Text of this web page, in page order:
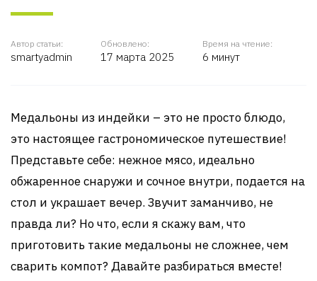
Автор статьи:
smartyadmin
Обновлено:
17 марта 2025
Время на чтение:
6 минут
Медальоны из индейки – это не просто блюдо,
это настоящее гастрономическое путешествие!
Представьте себе: нежное мясо, идеально
обжаренное снаружи и сочное внутри, подается на
стол и украшает вечер. Звучит заманчиво, не
правда ли? Но что, если я скажу вам, что
приготовить такие медальоны не сложнее, чем
сварить компот? Давайте разбираться вместе!